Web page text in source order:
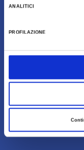
ANALITICI
PROFILAZIONE